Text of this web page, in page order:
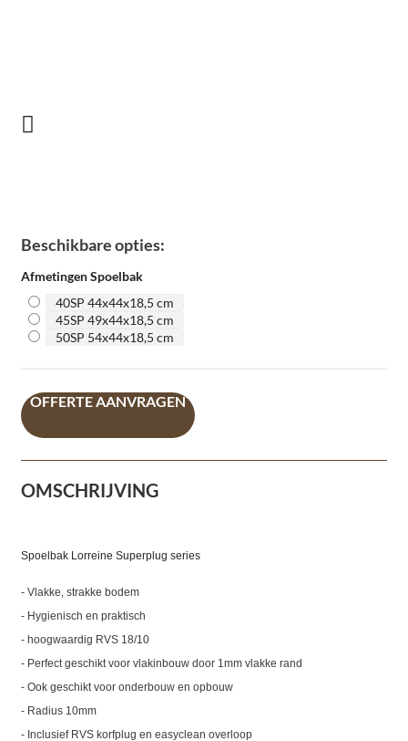
Beschikbare opties:
Afmetingen Spoelbak
40SP 44x44x18,5 cm
45SP 49x44x18,5 cm
50SP 54x44x18,5 cm
OFFERTE AANVRAGEN
OMSCHRIJVING
Spoelbak Lorreine Superplug series
- Vlakke, strakke bodem
- Hygienisch en praktisch
- hoogwaardig RVS 18/10
- Perfect geschikt voor vlakinbouw door 1mm vlakke rand
- Ook geschikt voor onderbouw en opbouw
- Radius 10mm
- Inclusief RVS korfplug en easyclean overloop